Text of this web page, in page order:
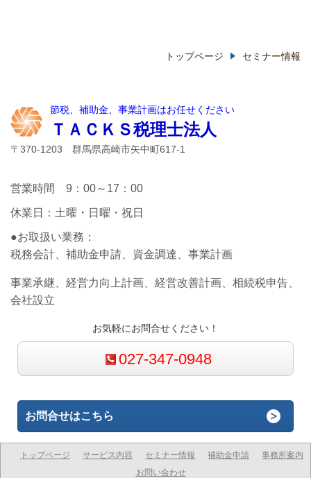
トップページ セミナー情報
節税、補助金、事業計画はお任せください
ＴＡＣＫＳ税理士法人
〒370-1203 群馬県高崎市矢中町617-1
営業時間 9：00～17：00
休業日：土曜・日曜・祝日
●お取扱い業務：
税務会計、補助金申請、資金調達、事業計画
事業承継、経営力向上計画、経営改善計画、相続税申告、
会社設立
お気軽にお問合せください！
027-347-0948
お問合せはこちら
トップページ サービス内容 セミナー情報 補助金申請
事務所案内
お問い合わせ